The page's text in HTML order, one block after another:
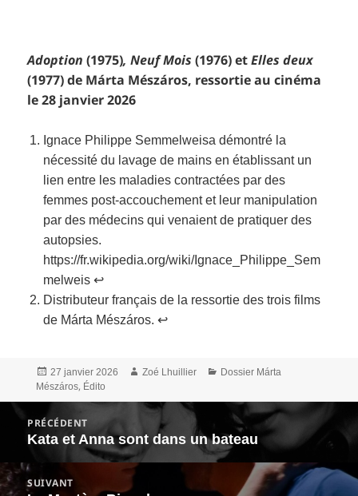
Adoption (1975), Neuf Mois (1976) etElles deux
(1977) de Márta Mészáros, ressortie au cinéma
le 28 janvier 2026
Ignace Philippe Semmelweisa démontré la
nécessité du lavage de mains en établissant un
lien entre les maladies contractées par des
femmes post-accouchement et leur manipulation
par des médecins qui venaient de pratiquer des
autopsies.
https://fr.wikipedia.org/wiki/Ignace_Philippe_Sem
melweis ↩︎
Distributeur français de la ressortie des trois films
de Márta Mészáros. ↩︎
Publié
le
27 janvier 2026 Auteur
Zoé Lhuillier Catégories
Dossier Márta
Mészáros, Édito
l’article
PRÉCÉDENT
Article
Kata et Anna sont dans un bateau
SUIVANT